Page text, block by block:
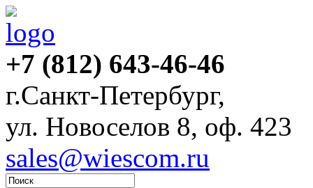
+7 (812) 643-46-46
г.Санкт-Петербург,
ул. Новоселов 8, оф. 423
sales@wiescom.ru